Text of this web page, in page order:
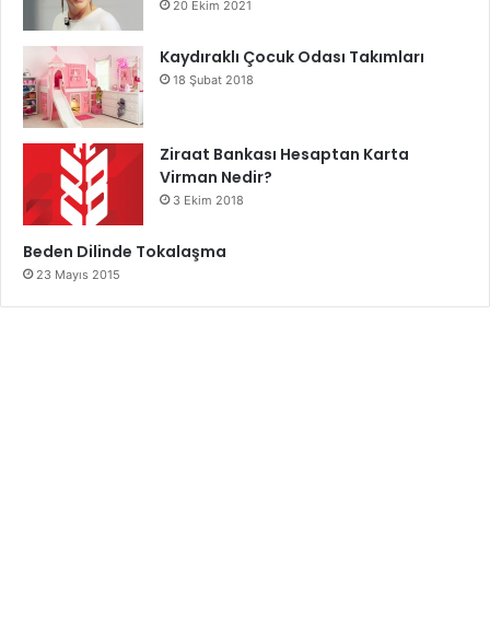
20 Ekim 2021
Kaydıraklı Çocuk Odası Takımları
18 Şubat 2018
Ziraat Bankası Hesaptan Karta
Virman Nedir?
3 Ekim 2018
Beden Dilinde Tokalaşma
23 Mayıs 2015